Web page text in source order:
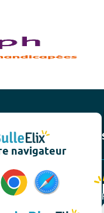
navigateur